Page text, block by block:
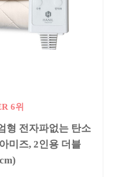
6위
형 전자파없는 탄소
미즈, 2인용 더블